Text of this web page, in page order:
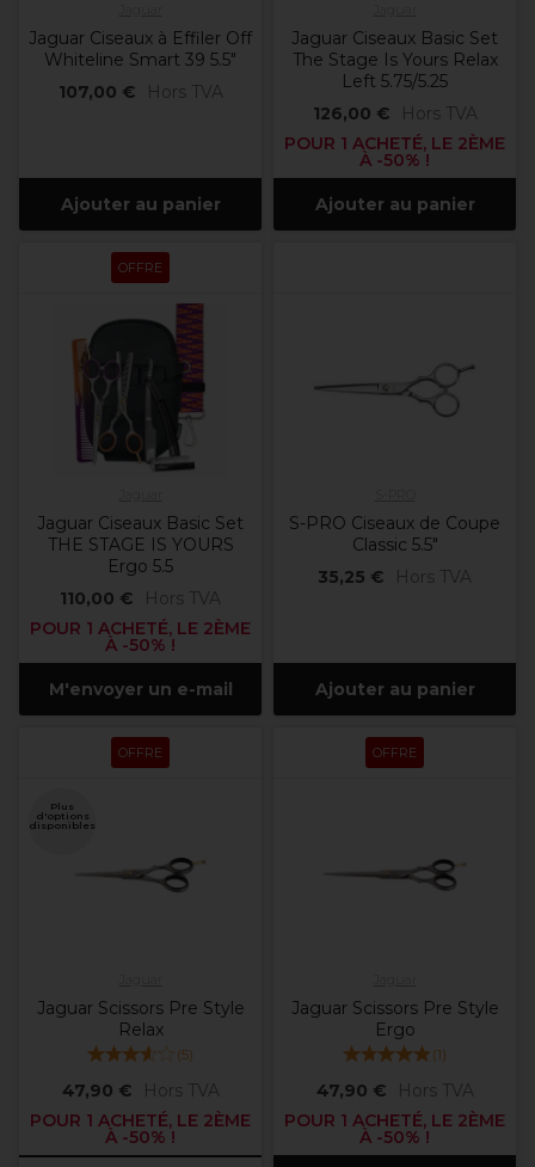
Jaguar Ciseaux à Effiler Off
Whiteline Smart 39 5.5"
107,00 €
Hors TVA
Ajouter au panier
Jaguar Ciseaux Basic Set
The Stage Is Yours Relax
Left 5.75/5.25
126,00 €
Hors TVA
POUR 1 ACHETÉ, LE 2ÈME
À -50% !
Ajouter au panier
OFFRE
Jaguar Ciseaux Basic Set
THE STAGE IS YOURS
Ergo 5.5
110,00 €
Hors TVA
POUR 1 ACHETÉ, LE 2ÈME
À -50% !
M'envoyer un e-mail
S-PRO Ciseaux de Coupe
Classic 5.5"
35,25 €
Hors TVA
Ajouter au panier
OFFRE
Plus
d'options
disponibles
Jaguar Scissors Pre Style
Relax
(5)
47,90 €
Hors TVA
POUR 1 ACHETÉ, LE 2ÈME
À -50% !
OFFRE
Jaguar Scissors Pre Style
Ergo
(1)
47,90 €
Hors TVA
POUR 1 ACHETÉ, LE 2ÈME
À -50% !